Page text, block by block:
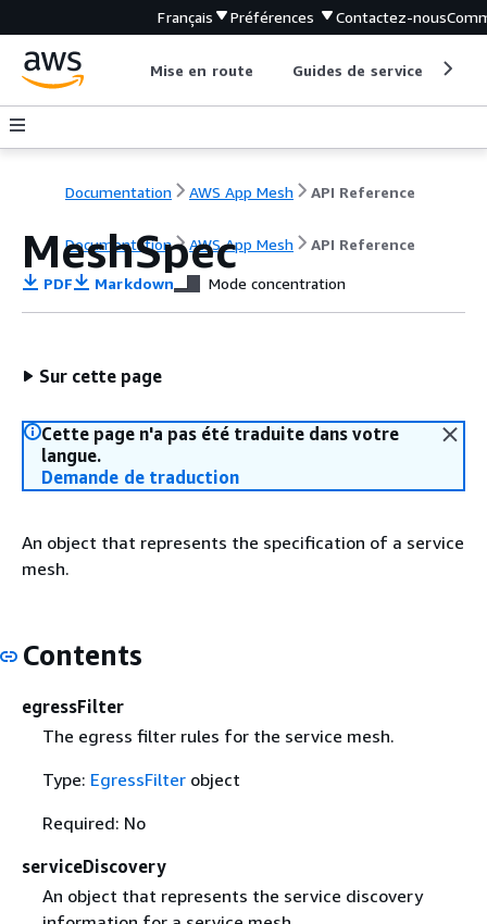
Français Préférences Contactez-nous
Mise en route Guides de service
Documentation AWS App Mesh API Reference
Documentation AWS App Mesh API Reference
MeshSpec
PDF Markdown Mode concentration
Sur cette page
Cette page n'a pas été traduite dans votre
langue.
Demande de traduction
An object that represents the specification of a service
mesh.
Contents
egressFilter
The egress filter rules for the service mesh.
Type: EgressFilterobject
Required: No
serviceDiscovery
An object that represents the service discovery